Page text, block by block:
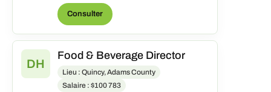
Washington FLSA: Exem...
Consulter
DH
Food & Beverage Director
Lieu : Quincy, Adams County
Salaire : $100 783